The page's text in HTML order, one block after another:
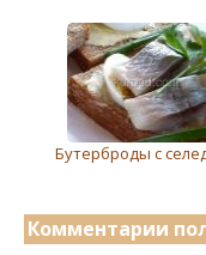
Бутерброды с
Комментарии